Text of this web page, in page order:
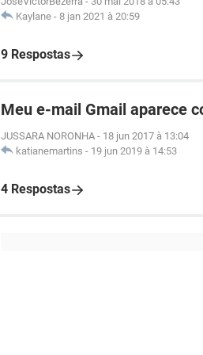
Kaylane - 8 jan 2021 à 20:59
9 Respostas
Meu e-mail Gmail aparece
JUSSARA NORONHA - 18 jun 2017 à 13:04
katianemartins - 19 jun 2019 à 14:53
4 Respostas